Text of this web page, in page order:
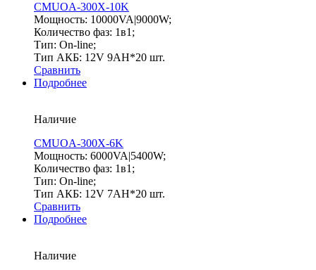
CMUOA-300X-10K
Мощность: 10000VA|9000W;
Количество фаз: 1в1;
Тип: On-line;
Тип АКБ: 12V 9AH*20 шт.
Сравнить
Подробнее
Наличие
CMUOA-300X-6K
Мощность: 6000VA|5400W;
Количество фаз: 1в1;
Тип: On-line;
Тип АКБ: 12V 7AH*20 шт.
Сравнить
Подробнее
Наличие